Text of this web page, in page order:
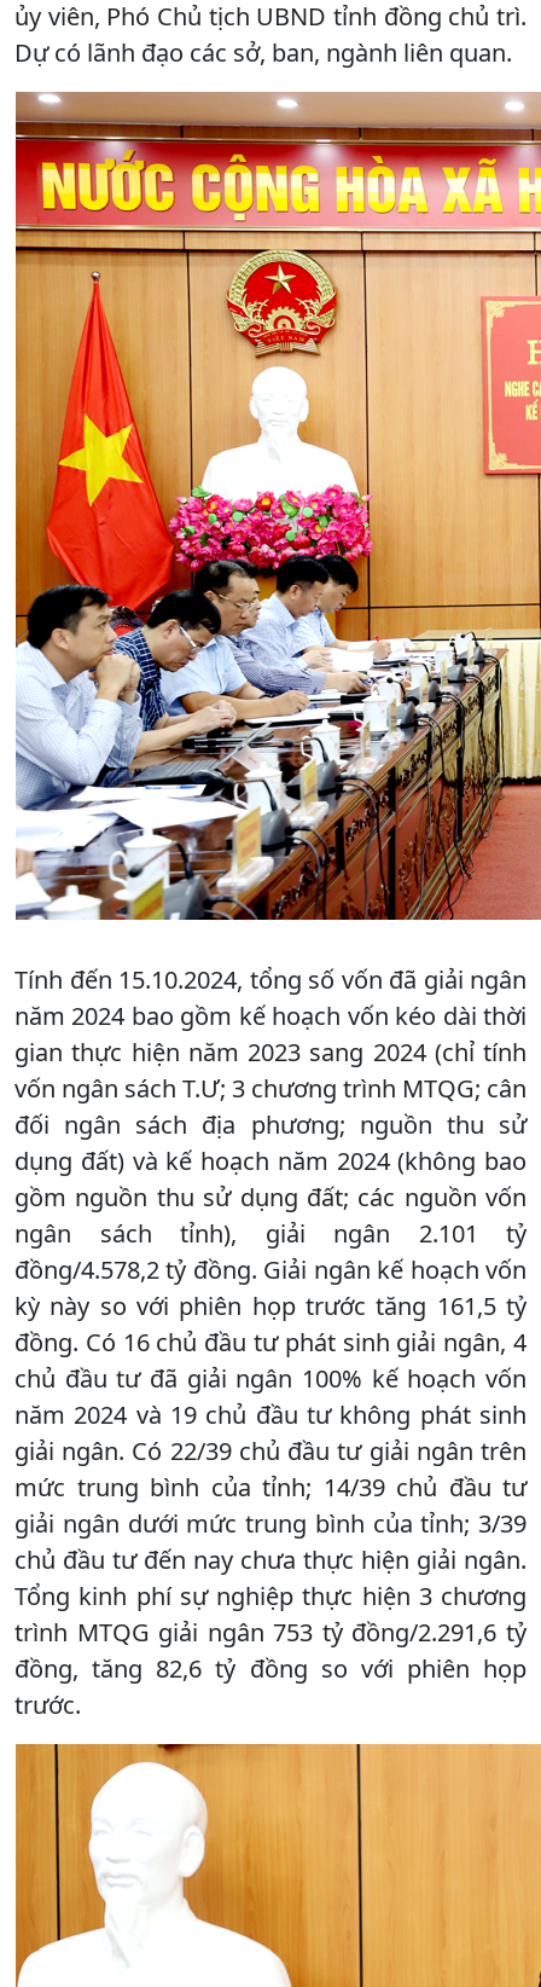
ủy viên, Phó Chủ tịch UBND tỉnh đồng chủ trì.
Dự có lãnh đạo các sở, ban, ngành liên quan.
Tính đến 15.10.2024, tổng số vốn đã giải ngân
năm 2024 bao gồm kế hoạch vốn kéo dài thời
gian thực hiện năm 2023 sang 2024 (chỉ tính
vốn ngân sách T.Ư; 3 chương trình MTQG; cân
đối ngân sách địa phương; nguồn thu sử
dụng đất) và kế hoạch năm 2024 (không bao
gồm nguồn thu sử dụng đất; các nguồn vốn
ngân sách tỉnh), giải ngân 2.101 tỷ
đồng/4.578,2 tỷ đồng. Giải ngân kế hoạch vốn
kỳ này so với phiên họp trước tăng 161,5 tỷ
đồng. Có 16 chủ đầu tư phát sinh giải ngân, 4
chủ đầu tư đã giải ngân 100% kế hoạch vốn
năm 2024 và 19 chủ đầu tư không phát sinh
giải ngân. Có 22/39 chủ đầu tư giải ngân trên
mức trung bình của tỉnh; 14/39 chủ đầu tư
giải ngân dưới mức trung bình của tỉnh; 3/39
chủ đầu tư đến nay chưa thực hiện giải ngân.
Tổng kinh phí sự nghiệp thực hiện 3 chương
trình MTQG giải ngân 753 tỷ đồng/2.291,6 tỷ
đồng, tăng 82,6 tỷ đồng so với phiên họp
trước.